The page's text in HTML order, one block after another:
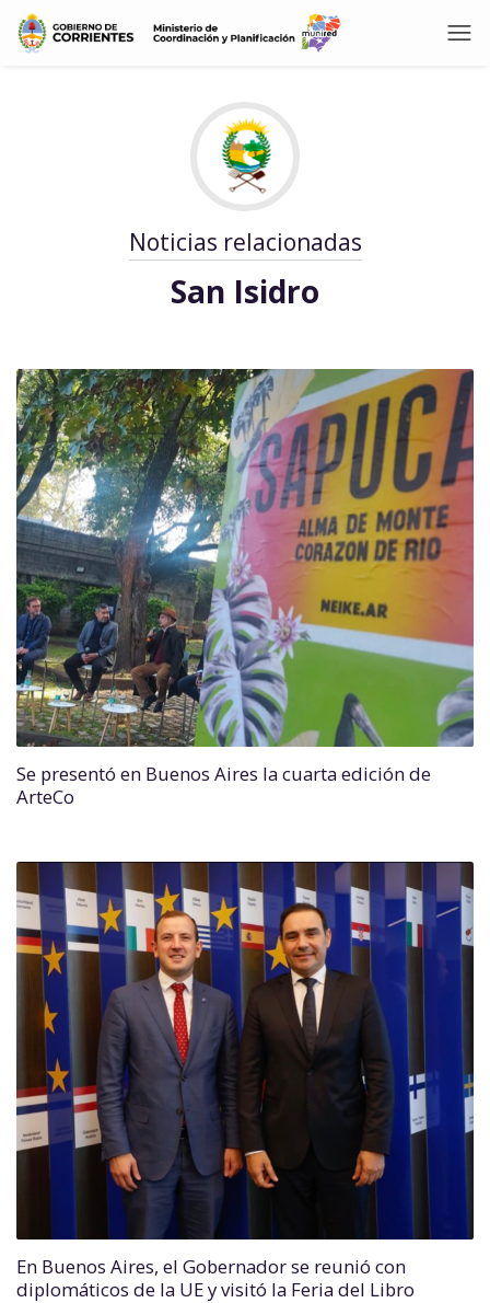
Noticias relacionadas
San Isidro
Se presentó en Buenos Aires la cuarta edición de
ArteCo
En Buenos Aires, el Gobernador se reunió con
diplomáticos de la UE y visitó la Feria del Libro